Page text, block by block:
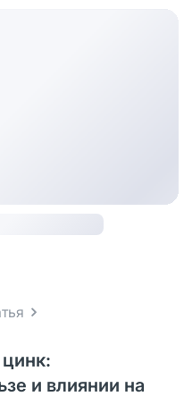
и влиянии на